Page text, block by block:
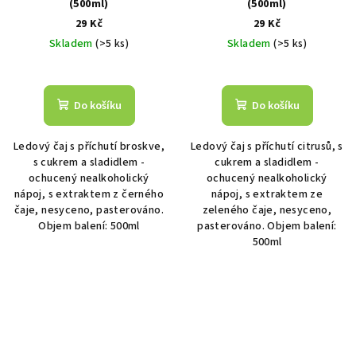
(500ml)
29 Kč
Skladem(>5 ks)
Do košíku
Ledový čaj s příchutí broskve,
s cukrem a sladidlem -
ochucený nealkoholický
nápoj, s extraktem z černého
čaje, nesyceno, pasterováno.
Objem balení: 500ml
(500ml)
29 Kč
Skladem(>5 ks)
Do košíku
Ledový čaj s příchutí citrusů, s
cukrem a sladidlem -
ochucený nealkoholický
nápoj, s extraktem ze
zeleného čaje, nesyceno,
pasterováno. Objem balení:
500ml